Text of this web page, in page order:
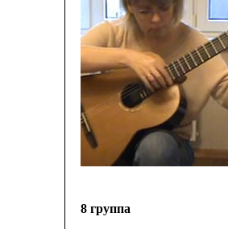
8 группа